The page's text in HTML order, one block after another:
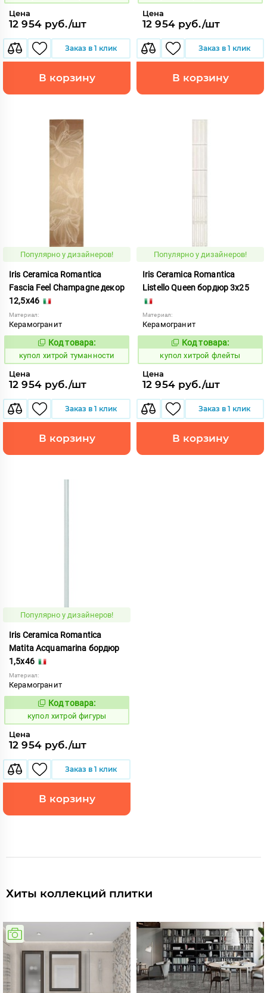
Цена
12 954 руб./шт
Заказ в 1 клик
В корзину
Цена
12 954 руб./шт
Заказ в 1 клик
В корзину
Популярно у дизайнеров!
Iris Ceramica Romantica
Fascia Feel Champagne декор
12,5x46
Материал:
Керамогранит
857859
Код товара:
купол хитрой туманности
Цена
12 954 руб./шт
Заказ в 1 клик
В корзину
Популярно у дизайнеров!
Iris Ceramica Romantica
Listello Queen бордюр 3x25
Материал:
Керамогранит
857866
Код товара:
купол хитрой флейты
Цена
12 954 руб./шт
Заказ в 1 клик
В корзину
Популярно у дизайнеров!
Iris Ceramica Romantica
Matita Acquamarina бордюр
1,5x46
Материал:
Керамогранит
857865
Код товара:
купол хитрой фигуры
Цена
12 954 руб./шт
Заказ в 1 клик
В корзину
Хиты коллекций плитки